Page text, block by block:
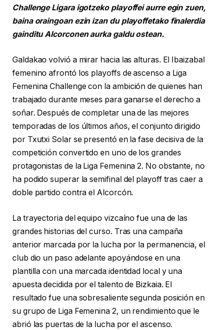
Challenge Ligara igotzeko playoffei aurre egin zuen,
baina oraingoan ezin izan du playoffetako finalerdia
gainditu Alcorconen aurka galdu ostean.
Galdakao volvió a mirar hacia las alturas. El Ibaizabal
femenino afrontó los playoffs de ascenso a Liga
Femenina Challenge con la ambición de quienes han
trabajado durante meses para ganarse el derecho a
soñar. Después de completar una de las mejores
temporadas de los últimos años, el conjunto dirigido
por Txutxi Solar se presentó en la fase decisiva de la
competición convertido en uno de los grandes
protagonistas de la Liga Femenina 2. No obstante, no
ha podido superar la semifinal del playoff tras caer a
doble partido contra el Alcorcón.
La trayectoria del equipo vizcaíno fue una de las
grandes historias del curso. Tras una campaña
anterior marcada por la lucha por la permanencia, el
club dio un paso adelante apoyándose en una
plantilla con una marcada identidad local y una
apuesta decidida por el talento de Bizkaia. El
resultado fue una sobresaliente segunda posición en
su grupo de Liga Femenina 2, un rendimiento que le
abrió las puertas de la lucha por el ascenso.